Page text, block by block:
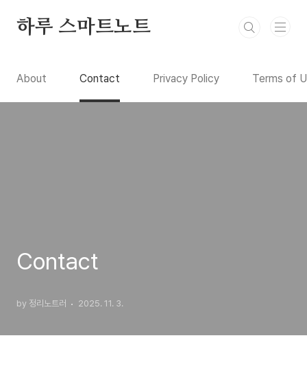
하루 스마트노트
About Contact Privacy Policy Terms of
Contact
by 정리노트러 2025. 11. 3.